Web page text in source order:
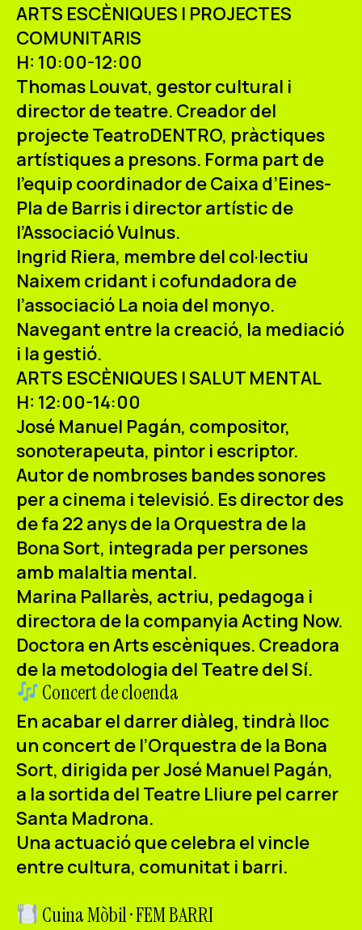
ARTS ESCÈNIQUES I PROJECTES
COMUNITARIS
H: 10:00-12:00
Thomas Louvat, gestor cultural i
director de teatre. Creador del
projecte TeatroDENTRO, pràctiques
artístiques a presons. Forma part de
l’equip coordinador de Caixa d’Eines-
Pla de Barris i director artístic de
l’Associació Vulnus.
Ingrid Riera, membre del col·lectiu
Naixem cridant i cofundadora de
l’associació La noia del monyo.
Navegant entre la creació, la mediació
i la gestió.
ARTS ESCÈNIQUES I SALUT MENTAL
H: 12:00-14:00
José Manuel Pagán, compositor,
sonoterapeuta, pintor i escriptor.
Autor de nombroses bandes sonores
per a cinema i televisió. Es director des
de fa 22 anys de la Orquestra de la
Bona Sort, integrada per persones
amb malaltia mental.
Marina Pallarès, actriu, pedagoga i
directora de la companyia Acting Now.
Doctora en Arts escèniques. Creadora
de la metodologia del Teatre del Sí.
Concert de cloenda
En acabar el darrer diàleg, tindrà lloc
un concert de l’Orquestra de la Bona
Sort, dirigida perJosé Manuel Pagán,
a la sortida del Teatre Lliure pel carrer
Santa Madrona.
Una actuació que celebra el vincle
entre cultura, comunitat i barri.
Cuina Mòbil · FEM BARRI